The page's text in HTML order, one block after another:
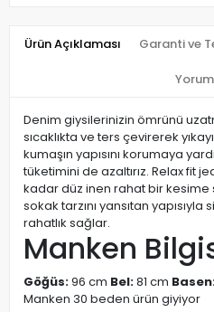
Ürün Açıklaması Garanti ve
Denim giysilerinizin ömrünü
sıcaklıkta ve ters çevirerek
kumaşın yapısını korumaya
tüketimini de azaltırız. Relax fit
kadar düz inen rahat bir kesime
sokak tarzını yansıtan
rahatlık sağlar.
Manken
Göğüs:96 cm Bel:81 cm
Manken 30 beden ürün giyiyor